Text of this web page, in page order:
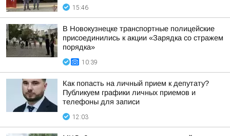
15:46
В Новокузнецке транспортные полицейские
присоединились к акции «Зарядка со стражем
порядка»
10:39
Как попасть на личный прием к депутату?
Публикуем графики личных приемов и
телефоны для записи
12:03